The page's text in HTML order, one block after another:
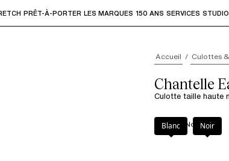
menus et "Flèche haut" ou "Échap" pour
PRÊT-À-PORTER LES MARQUES 150 ANS SERVICES
Accueil Culottes
Chantelle
Culotte taille haute
Couleur Noir
Blanc Noir